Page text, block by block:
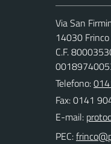
Via San
14030 Frinco
C.F.
Telefono:
Fax: 0141
E-mail:
PEC: